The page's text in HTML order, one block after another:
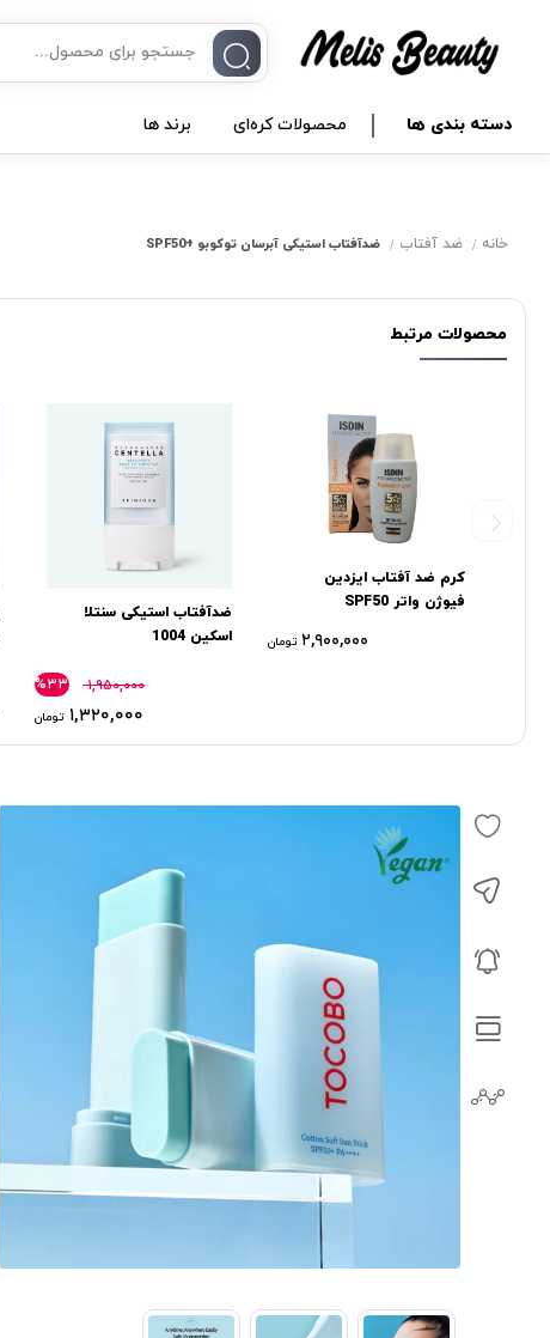
دسته بندی ها محصولات کره‌ای برند ها
خانه ضد آفتاب ضدآفتاب استیکی آبرسان توکوبو +SPF50
محصولات مرتبط
کرم ضد آفتاب ایزدین
فیوژن واتر SPF50
۲,۹۰۰,۰۰۰ تومان
ضدآفتاب استیکی سنتلا
اسکین 1004
۱,۹۵۰,۰۰۰
۱,۳۲۰,۰۰۰ تومان
%۳۳